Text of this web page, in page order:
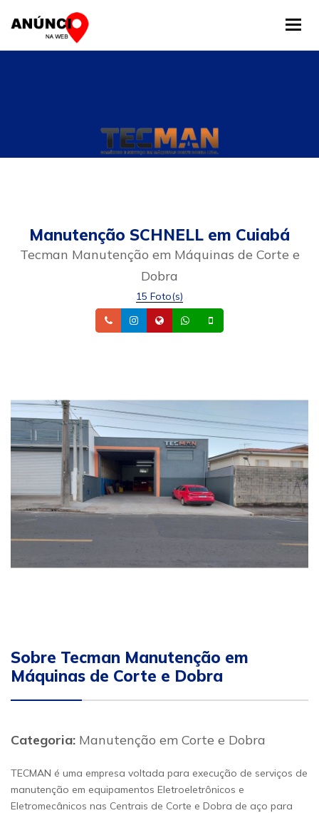
Manutenção SCHNELL em Cuiabá
Tecman Manutenção em Máquinas de Corte e
Dobra
15 Foto(s)
TelefoneInstagram
Site Whatsapp
Sobre Tecman Manutenção em
Máquinas de Corte e Dobra
Categoria: Manutenção em Corte e Dobra
TECMAN é uma empresa voltada para execução de serviços de
manutenção em equipamentos Eletroeletrônicos e
Eletromecânicos nas Centrais de Corte e Dobra de aço para